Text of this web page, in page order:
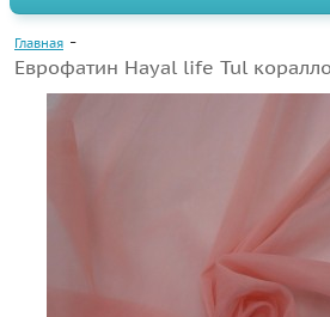
Главная
Еврофатин Hayal life Tul